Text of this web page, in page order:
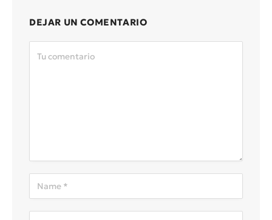
DEJAR UN COMENTARIO